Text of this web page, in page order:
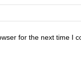
for the next time I